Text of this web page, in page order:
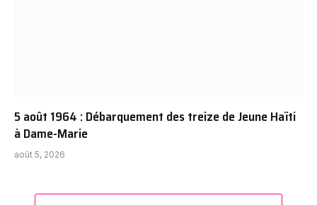
5 août 1964 : Débarquement des treize de Jeune Haïti
à Dame-Marie
août 5, 2026